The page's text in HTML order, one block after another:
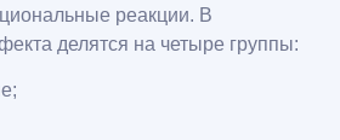
реакции. В
делятся на четыре группы: